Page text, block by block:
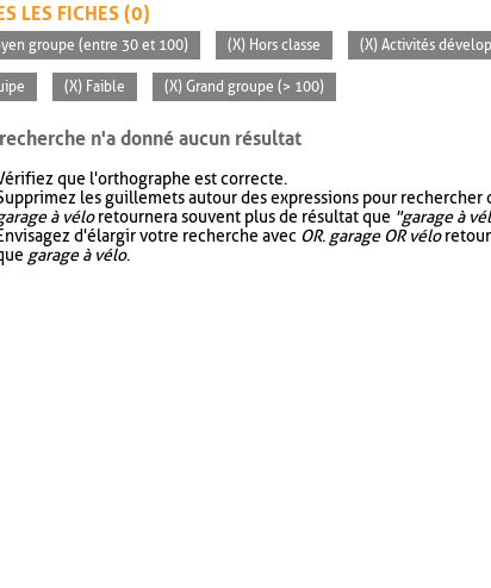
LES FICHES (0)
groupe (entre 30 et 100) (X) Hors classe (X) Activités
(X) Faible (X) Grand groupe (> 100)
n'a donné aucun résultat
que l'orthographe est correcte.
les guillemets autour des expressions pour rechercher
à véloretournera souvent plus de résultat que "garage à
d'élargir votre recherche avec OR. garage OR vélo
garage à vélo.